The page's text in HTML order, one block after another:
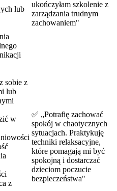
lub
ukończyłam szkolenie z
zarządzania trudnym
zachowaniem"
sobie z
lub
w
z
✅ „Potrafię zachować
spokój w chaotycznych
sytuacjach. Praktykuję
techniki relaksacyjne,
które pomagają mi być
spokojną i dostarczać
dzieciom poczucie
bezpieczeństwa"